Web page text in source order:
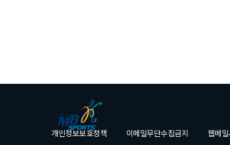
개인정보보호정책 이메일무단수집금지 웹메